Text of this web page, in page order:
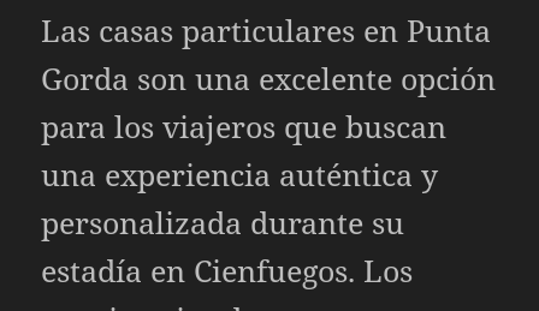
Las casas particulares en Punta
Gorda son una excelente opción
para los viajeros que buscan
una experiencia auténtica y
personalizada durante su
estadía en Cienfuegos. Los